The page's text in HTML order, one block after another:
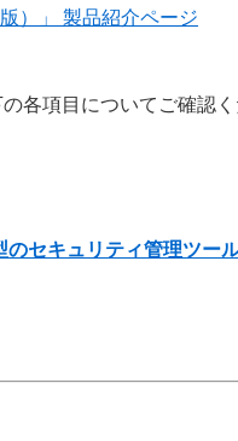
）」 製品紹介ページ
各項目についてご確認
セキュリティ管理ツー